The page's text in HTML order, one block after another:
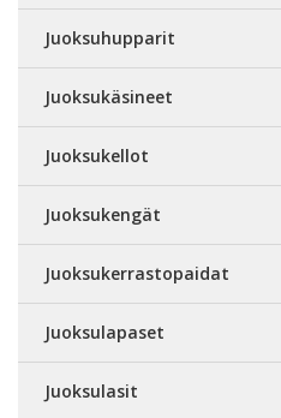
Juoksuhupparit
Juoksukäsineet
Juoksukellot
Juoksukengät
Juoksukerrastopaidat
Juoksulapaset
Juoksulasit